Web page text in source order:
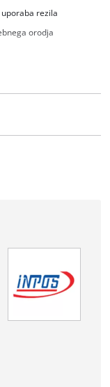
rezila
orodja